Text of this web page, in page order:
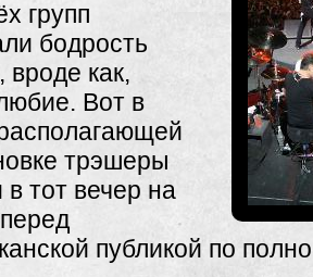
групп
бодрость
вроде как,
Вот в
трэшеры
в тот вечер на
публикой по